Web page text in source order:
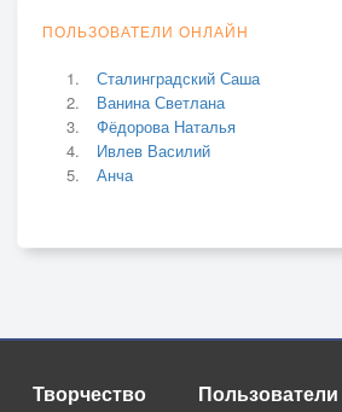
ПОЛЬЗОВАТЕЛИ ОНЛАЙН
Сталинградский Саша
Ванина Светлана
Фёдорова Наталья
Ивлев Василий
Анча
Творчество Пользователи